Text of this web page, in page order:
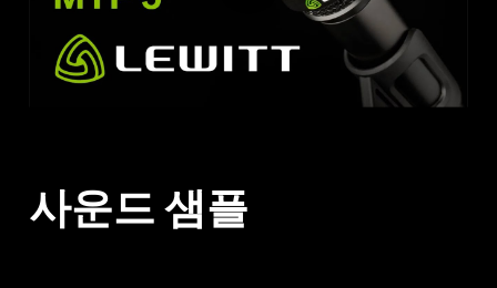
사운드 샘플